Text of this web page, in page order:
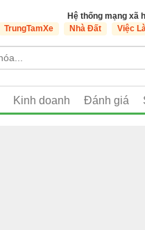
Hệ thống mạng xã
TrungTamXe Nhà Đất Việc
Kinh doanh Đánh giá